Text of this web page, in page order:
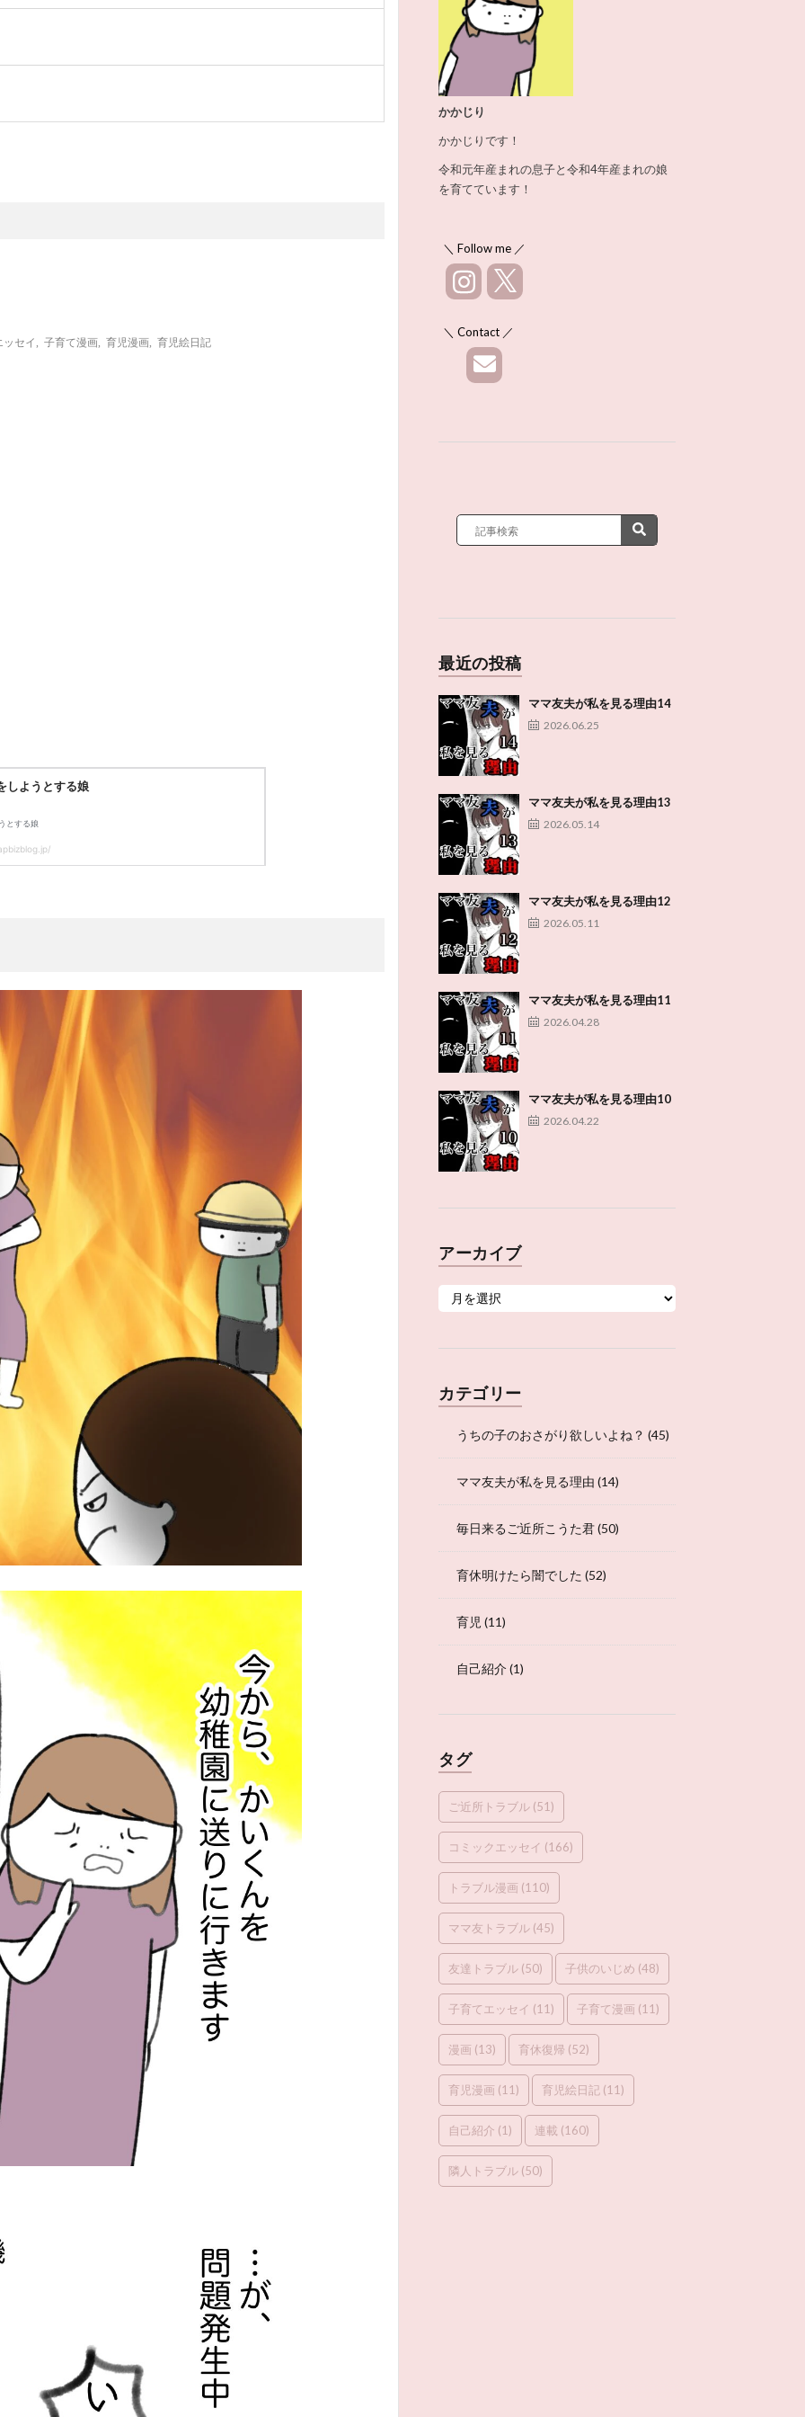
ッセイ 子育て漫画 育児漫画 育児絵日記
かかじり
かかじりです！
令和元年産まれの息子と令和4年産まれの娘
を育てています！
＼ Follow me ／
＼ Contact ／
最近の投稿
ママ友夫が私を見る理由14
2026.06.25
ママ友夫が私を見る理由13
2026.05.14
ママ友夫が私を見る理由12
2026.05.11
ママ友夫が私を見る理由11
2026.04.28
ママ友夫が私を見る理由10
2026.04.22
アーカイブ
カテゴリー
うちの子のおさがり欲しいよね？ (45)
ママ友夫が私を見る理由 (14)
毎日来るご近所こうた君(50)
育休明けたら闇でした (52)
育児 (11)
自己紹介(1)
タグ
ご近所トラブル (51)
コミックエッセイ (166)
トラブル漫画 (110)
ママ友トラブル (45)
友達トラブル (50) 子供のいじめ (48)
子育てエッセイ (11) 子育て漫画 (11)
漫画 (13) 育休復帰 (52)
育児漫画 (11) 育児絵日記 (11)
自己紹介 (1) 連載 (160)
隣人トラブル (50)